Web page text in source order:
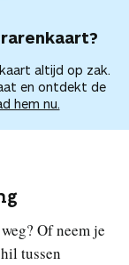
altijd op zak.
en ontdekt de
hem nu.
Of neem je
tussen